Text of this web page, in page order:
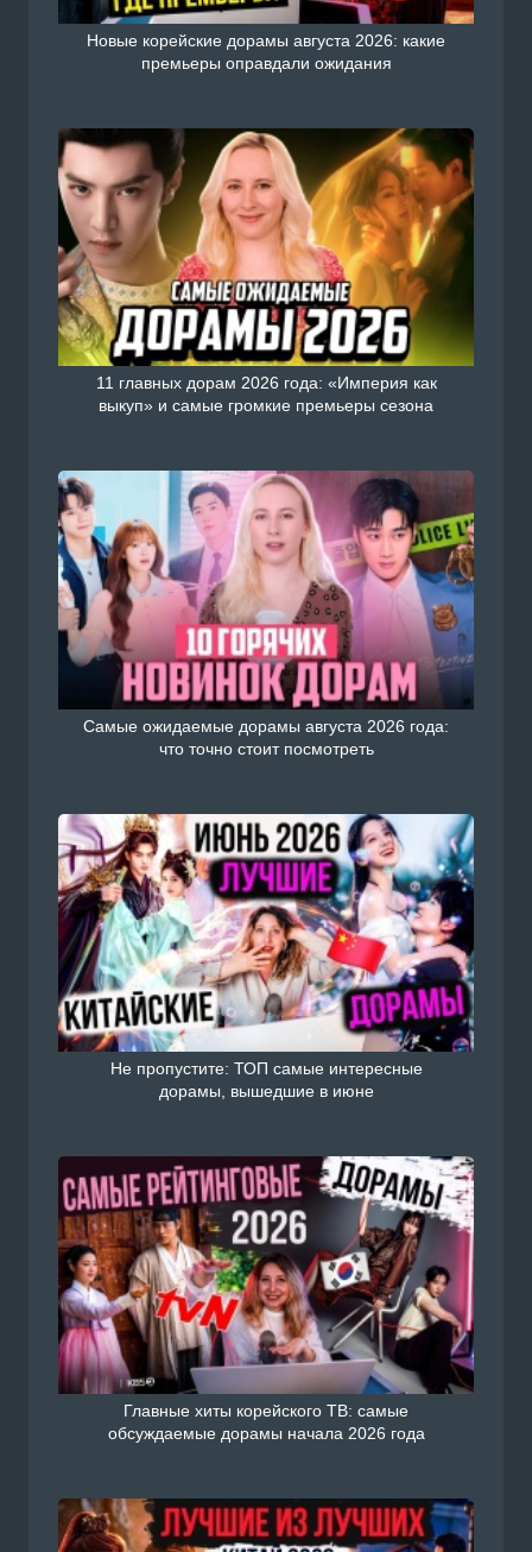
Новые корейские дорамы августа 2026: какие
премьеры оправдали ожидания
11 главных дорам 2026 года: «Империя как
выкуп» и самые громкие премьеры сезона
Самые ожидаемые дорамы августа 2026 года:
что точно стоит посмотреть
Не пропустите: ТОП самые интересные
дорамы, вышедшие в июне
Главные хиты корейского ТВ: самые
обсуждаемые дорамы начала 2026 года